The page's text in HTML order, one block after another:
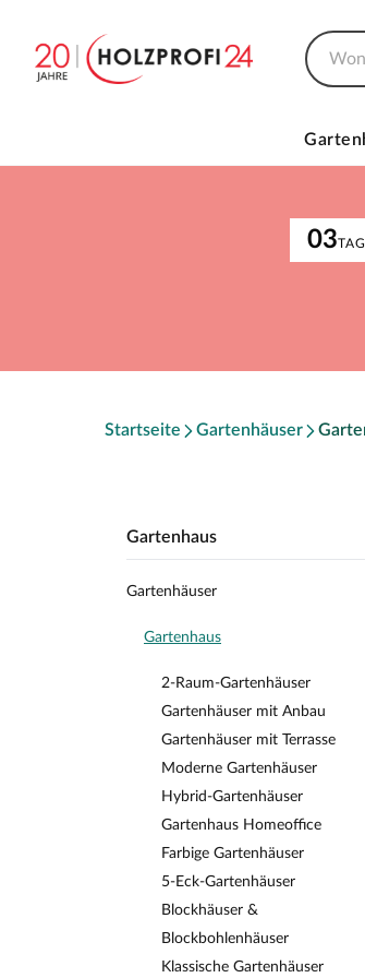
03
Startseite Gartenhäuser
Gartenhaus
Gartenhäuser
Gartenhaus
2-Raum-Gartenhäuser
Gartenhäuser mit Anbau
Gartenhäuser mit Terrasse
Moderne Gartenhäuser
Hybrid-Gartenhäuser
Gartenhaus Homeoffice
Farbige Gartenhäuser
5-Eck-Gartenhäuser
Blockhäuser &
Blockbohlenhäuser
Klassische Gartenhäuser